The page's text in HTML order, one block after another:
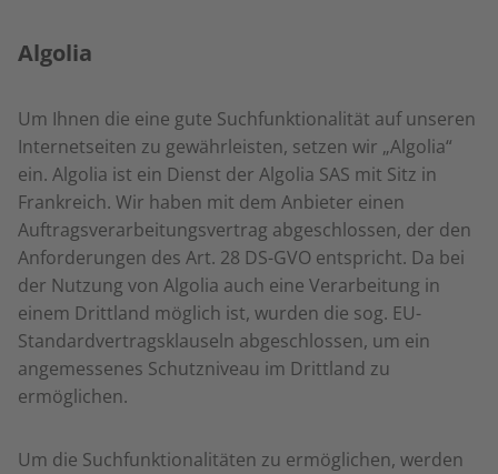
Algolia
Um Ihnen die eine gute Suchfunktionalität auf unseren
Internetseiten zu gewährleisten, setzen wir „Algolia“
ein. Algolia ist ein Dienst der Algolia SAS mit Sitz in
Frankreich. Wir haben mit dem Anbieter einen
Auftragsverarbeitungsvertrag abgeschlossen, der den
Anforderungen des Art. 28 DS-GVO entspricht. Da bei
der Nutzung von Algolia auch eine Verarbeitung in
einem Drittland möglich ist, wurden die sog. EU-
Standardvertragsklauseln abgeschlossen, um ein
angemessenes Schutzniveau im Drittland zu
ermöglichen.
Um die Suchfunktionalitäten zu ermöglichen, werden